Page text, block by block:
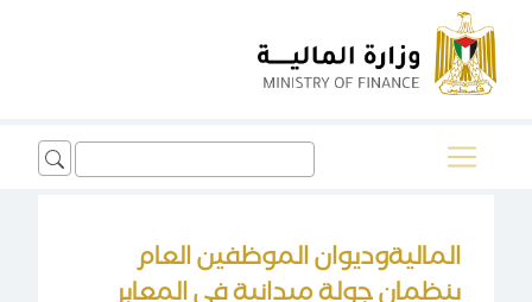
Search
for:
الماليةوديوان الموظفين العام